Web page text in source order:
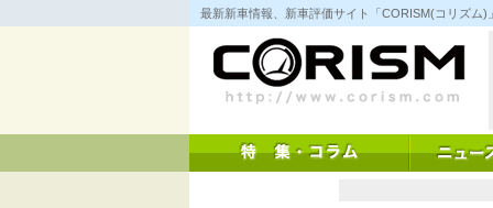
コ
ン
キ
ッ
最新新車情報、新車評価サイト「CORISM(コリズム